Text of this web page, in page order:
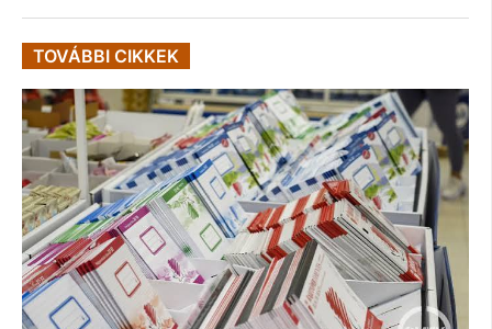
TOVÁBBI CIKKEK